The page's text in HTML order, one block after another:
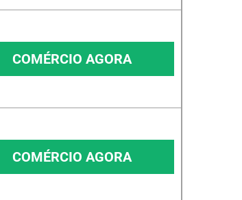
COMÉRCIO AGORA
COMÉRCIO AGORA